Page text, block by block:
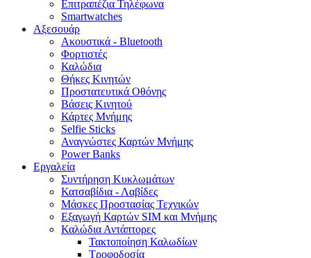
Επιτραπέζια Τηλέφωνα
Smartwatches
Αξεσουάρ
Ακουστικά - Bluetooth
Φορτιστές
Καλώδια
Θήκες Κινητών
Προστατευτικά Οθόνης
Βάσεις Κινητού
Κάρτες Μνήμης
Selfie Sticks
Αναγνώστες Καρτών Μνήμης
Power Banks
Εργαλεία
Συντήρηση Κυκλωμάτων
Κατσαβίδια - Λαβίδες
Μάσκες Προστασίας Τεχνικών
Εξαγωγή Καρτών SIM και Μνήμης
Καλώδια Αντάπτορες
Τακτοποίηση Καλωδίων
Τροφοδοσία